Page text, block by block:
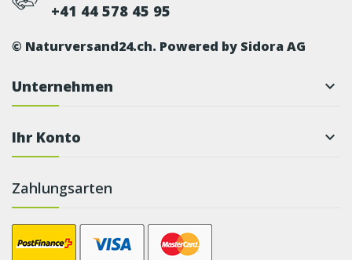
+41 44 578 45 95
© Naturversand24.ch. Powered by Sidora AG
Unternehmen 
Ihr Konto 
Zahlungsarten